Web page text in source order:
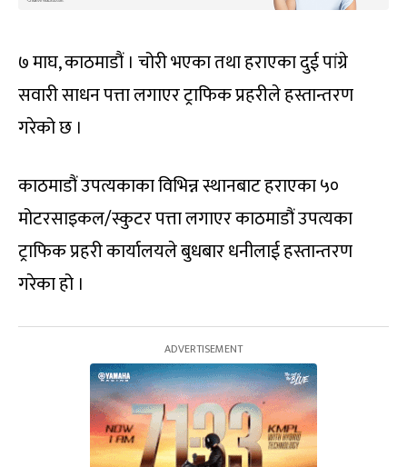
७ माघ, काठमाडौं । चोरी भएका तथा हराएका दुई पांग्रे
सवारी साधन पत्ता लगाएर ट्राफिक प्रहरीले हस्तान्तरण
गरेको छ ।
काठमाडौं उपत्यकाका विभिन्न स्थानबाट हराएका ५०
मोटरसाइकल/स्कुटर पत्ता लगाएर काठमाडौं उपत्यका
ट्राफिक प्रहरी कार्यालयले बुधबार धनीलाई हस्तान्तरण
गरेका हो ।